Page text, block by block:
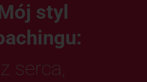
styl
z serca,